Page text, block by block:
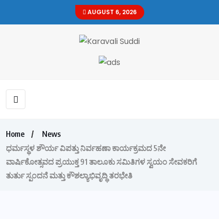
AUGUST 6, 2026
Home
News
ಧರ್ಮಸ್ಥಳ ಶೌರ್ಯ ವಿಪತ್ತು ನಿರ್ವಹಣಾ ಕಾರ್ಯಕ್ರಮದ 5ನೇ
ವಾರ್ಷಿಕೋತ್ಸವದ ಪ್ರಯುಕ್ತ 91 ತಾಲೂಕು ಸಮಿತಿಗಳ ಸ್ವಯಂ ಸೇವಕರಿಗೆ
ತುರ್ತು ಸ್ಪಂದನೆ ಮತ್ತು ಕೌಶಲ್ಯಾಭಿವೃದ್ಧಿ ತರಭೇತಿ